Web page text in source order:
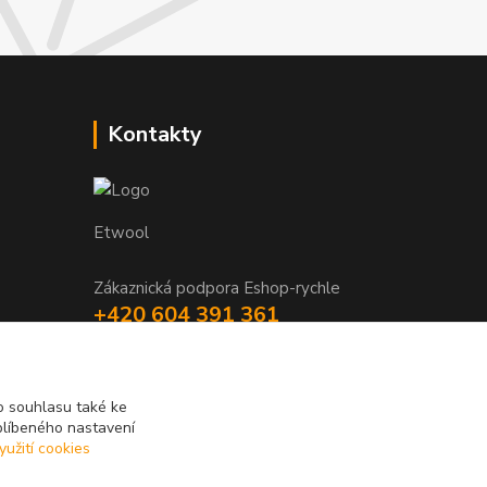
Kontakty
Etwool
Zákaznická podpora Eshop-rychle
+420 604 391 361
souhlasu také ke
nastavení
cookies